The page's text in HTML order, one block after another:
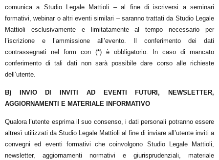
comunica a Studio Legale Mattioli – al fine di iscriversi a seminari
formativi, webinar o altri eventi similari – saranno trattati da Studio Legale
Mattioli esclusivamente e limitatamente al tempo necessario per
l’iscrizione e l’ammissione all’evento. Il conferimento dei dati
contrassegnati nel form con (*) è obbligatorio. In caso di mancato
conferimento di tali dati non sarà possibile dare corso alle richieste
dell’utente.
B) INVIO DI INVITI AD EVENTI FUTURI, NEWSLETTER,
AGGIORNAMENTI E MATERIALE INFORMATIVO
Qualora l’utente esprima il suo consenso, i dati personali potranno essere
altresì utilizzati da Studio Legale Mattioli al fine di inviare all’utente inviti a
convegni ed eventi formativi che coinvolgono Studio Legale Mattioli
newsletter, aggiornamenti normativi e giurisprudenziali, materiale